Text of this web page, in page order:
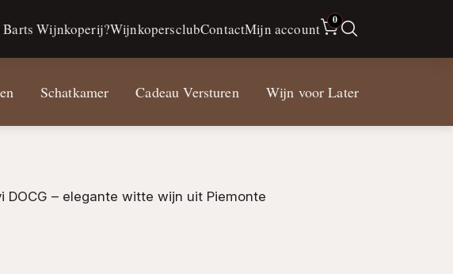
Barts Wijnkoperij?WijnkopersclubContactMijn account
0
Schatkamer Cadeau Versturen Wijn voor Later
DOCG – elegante witte wijn uit Piemonte